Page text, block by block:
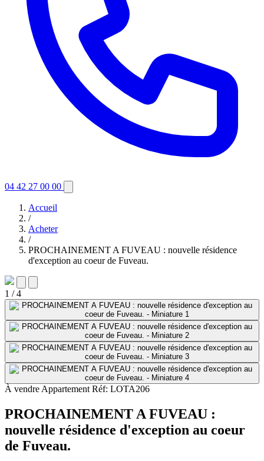
04 42 27 00 00
Accueil
/
Acheter
/
PROCHAINEMENT A FUVEAU : nouvelle résidence
d'exception au coeur de Fuveau.
1 / 4
À vendre Appartement Réf: LOTA206
PROCHAINEMENT A FUVEAU :
nouvelle résidence d'exception au coeur
de Fuveau.